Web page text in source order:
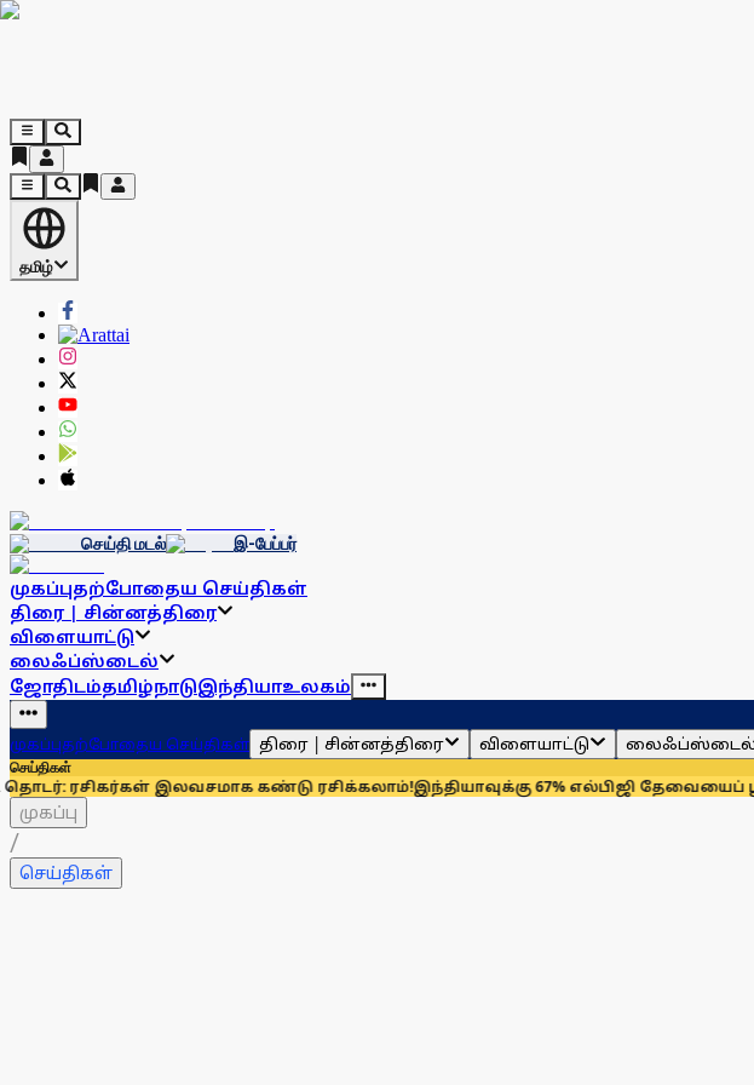
தமிழ்
செய்தி மடல் இ-பேப்பர்
முகப்புதற்போதைய செய்திகள்
திரை | சின்னத்திரை
விளையாட்டு
லைஃப்ஸ்டைல்
ஜோதிடம்தமிழ்நாடுஇந்தியாஉலகம்
முகப்புதற்போதைய செய்திகள் திரை | சின்னத்திரை விளையாட்டு
செய்திகள்
இலவசமாக கண்டு ரசிக்கலாம்!இந்தியாவுக்கு 67% எல்பிஜி தேவையைப் பூர்த்தி
முகப்பு
/
செய்திகள்